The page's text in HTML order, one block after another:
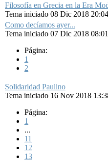
Filosofía en Grecia en la Era
Tema iniciado 08 Dic 2018 20:04
Como decíamos ayer...
Tema iniciado 07 Dic 2018 08:01
Página:
1
2
Solidaridad Paulino
Tema iniciado 16 Nov 2018
Página:
1
...
11
12
13